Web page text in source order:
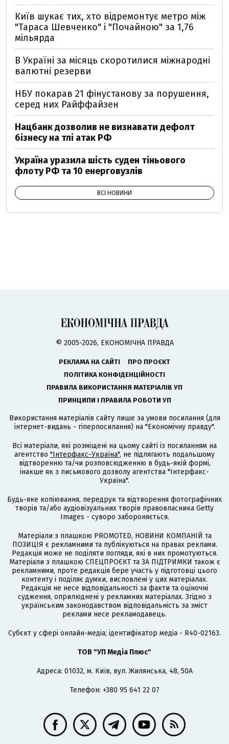
Київ шукає тих, хто відремонтує метро між
"Тараса Шевченко" і "Почайною" за 1,76
мільярда
В Україні за місяць скоротилися міжнародні
валютні резерви
НБУ покарав 21 фінустанову за порушення,
серед них Райффайзен
Нацбанк дозволив не визнавати дефолт
бізнесу на тлі атак РФ
Україна уразила шість суден тіньового
флоту РФ та 10 енерговузлів
ВСІ НОВИНИ
© 2005-2026, ЕКОНОМІЧНА ПРАВДА
РЕКЛАМА НА САЙТІ
ПРО ПРОЄКТ
ПОЛІТИКА КОНФІДЕНЦІЙНОСТІ
ПРАВИЛА ВИКОРИСТАННЯ МАТЕРІАЛІВ УП
ПРИНЦИПИ І ПРАВИЛА РОБОТИ УП
Використання матеріалів сайту лише за умови посилання (для
інтернет-видань - гіперпосилання) на "Економічну правду".
Всі матеріали, які розміщені на цьому сайті із посиланням на
агентство "Інтерфакс-Україна", не підлягають подальшому
відтворенню та/чи розповсюдженню в будь-якій формі,
інакше як з письмового дозволу агентства "Інтерфакс-
Україна".
Будь-яке копіювання, передрук та відтворення фотографічних
творів та/або аудіовізуальних творів правовласника Getty
Images - суворо забороняється.
Матеріали з плашкою PROMOTED, НОВИНИ КОМПАНІЙ та
ПОЗИЦІЯ є рекламними та публікуються на правах реклами.
Редакція може не поділяти погляди, які в них промотуються.
Матеріали з плашкою СПЕЦПРОЄКТ та ЗА ПІДТРИМКИ також є
рекламними, проте редакція бере участь у підготовці цього
контенту і поділяє думки, висловлені у цих матеріалах.
Редакція не несе відповідальності за факти та оціночні
судження, оприлюднені у рекламних матеріалах. Згідно з
українським законодавством відповідальність за зміст
реклами несе рекламодавець.
Cубєкт у сфері онлайн-медіа; ідентифікатор медіа - R40-02163.
ТОВ "УП Медіа Плюс"
Адреса: 01032, м. Київ, вул. Жилянська, 48, 50А
Телефон: +380 95 641 22 07